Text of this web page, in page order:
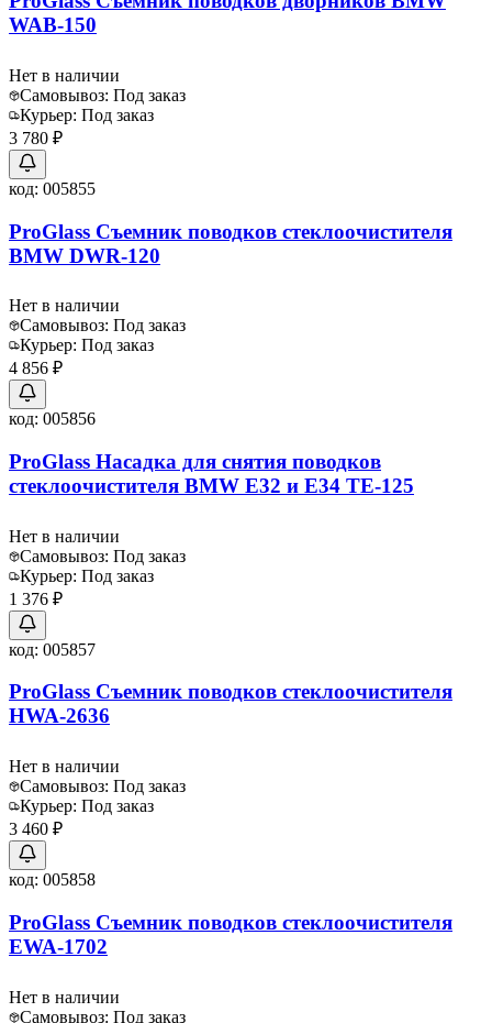
WAB-150
Нет в наличии
Самовывоз: Под заказ
Курьер: Под заказ
3 780 ₽
код: 005855
ProGlass Съемник поводков стеклоочистителя
BMW DWR-120
Нет в наличии
Самовывоз: Под заказ
Курьер: Под заказ
4 856 ₽
код: 005856
ProGlass Насадка для снятия поводков
стеклоочистителя BMW E32 и E34 TE-125
Нет в наличии
Самовывоз: Под заказ
Курьер: Под заказ
1 376 ₽
код: 005857
ProGlass Съемник поводков стеклоочистителя
HWA-2636
Нет в наличии
Самовывоз: Под заказ
Курьер: Под заказ
3 460 ₽
код: 005858
ProGlass Съемник поводков стеклоочистителя
EWA-1702
Нет в наличии
Самовывоз: Под заказ